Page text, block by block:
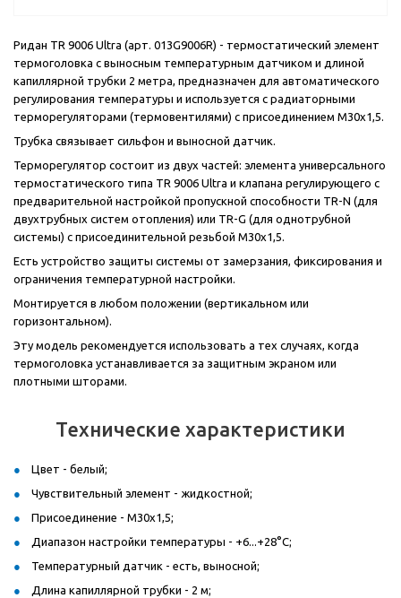
Ридан TR 9006 Ultra (арт. 013G9006R) - термостатический элемент
термоголовка с выносным температурным датчиком и длиной
капиллярной трубки 2 метра, предназначен для автоматического
регулирования температуры и используется с радиаторными
терморегуляторами (термовентилями) с присоединением М30х1,5.
Трубка связывает сильфон и выносной датчик.
Терморегулятор состоит из двух частей: элемента универсального
термостатического типа TR 9006 Ultra и клапана регулирующего с
предварительной настройкой пропускной способности TR-N (для
двухтрубных систем отопления) или TR-G (для однотрубной
системы) с присоединительной резьбой М30х1,5.
Есть устройство защиты системы от замерзания, фиксирования и
ограничения температурной настройки.
Монтируется в любом положении (вертикальном или
горизонтальном).
Эту модель рекомендуется использовать а тех случаях, когда
термоголовка устанавливается за защитным экраном или
плотными шторами.
Технические характеристики
Цвет - белый;
Чувствительный элемент - жидкостной;
Присоединение - М30х1,5;
Диапазон настройки температуры - +6...+28°С;
Температурный датчик - есть, выносной;
Длина капиллярной трубки - 2 м;